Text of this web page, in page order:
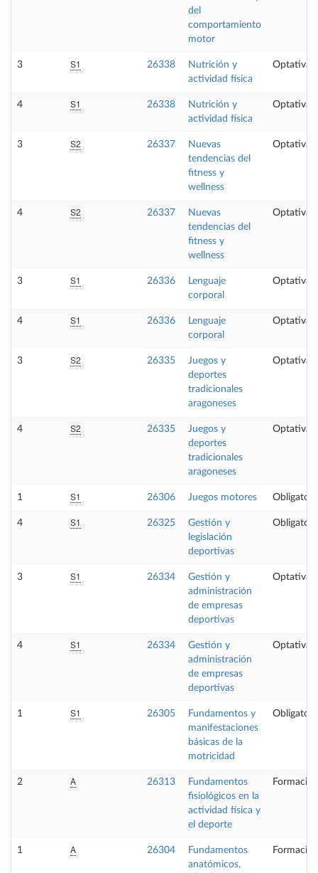
del
comportamiento
motor
3 S1 26338
Nutrición y
actividad física
Optativa
4 S1 26338
Nutrición y
actividad física
Optativa
3 S2 26337
Nuevas
tendencias del
fitness y
wellness
Optativa
4 S2 26337
Nuevas
tendencias del
fitness y
wellness
Optativa
3 S1 26336
Lenguaje
corporal
Optativa
4 S1 26336
Lenguaje
corporal
Optativa
3 S2 26335
Juegos y
deportes
tradicionales
aragoneses
Optativa
4 S2 26335
Juegos y
deportes
tradicionales
aragoneses
Optativa
1 S1 26306 Juegos motores
4 S1 26325
Gestión y
legislación
deportivas
3 S1 26334
Gestión y
administración
de empresas
deportivas
Optativa
4 S1 26334
Gestión y
administración
de empresas
deportivas
Optativa
1 S1 26305
Fundamentos y
manifestaciones
básicas de la
motricidad
2 A 26313
Fundamentos
fisiológicos en la
actividad física y
el deporte
1 A 26304
Fundamentos
anatómicos,